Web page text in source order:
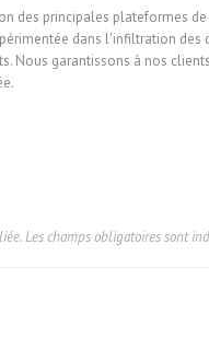
des principales plateformes
dans l'infiltration des
Nous garantissons à nos
Les champs obligatoires sont